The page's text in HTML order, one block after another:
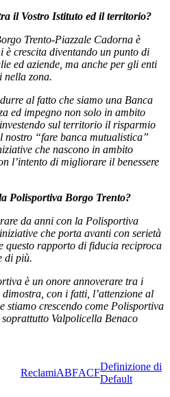
il Vostro Istituto ed il territorio?
Trento-Piazzale Cadorna è
è crescita diventando un punto di
ed aziende, ma anche per gli enti
nella zona.
al fatto che siamo una Banca
ed impegno non solo in ambito
sul territorio il risparmio
“fare banca mutualistica”
che nascono in ambito
l’intento di migliorare il benessere
Polisportiva Borgo Trento?
da anni con la Polisportiva
che porta avanti con serietà
questo rapporto di fiducia reciproca
di più.
è un onore annoverare tra i
con i fatti, l’attenzione al
stiamo crescendo come Polisportiva
Valpolicella Benaco
ReclamiABFACF
Definizione di
Default